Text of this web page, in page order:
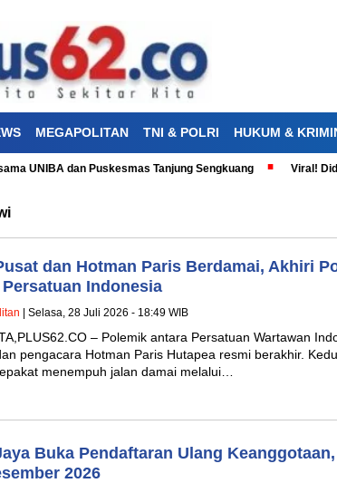
MEGAPOLITAN TNI & POLRI HUKUM &
dan Puskesmas Tanjung Sengkuang Viral! Diduga
dan Hotman Paris Berdamai, Akhiri
Persatuan Indonesia
| Selasa, 28 Juli 2026 - 18:49 WIB
– Polemik antara Persatuan Wartawan
pengacara Hotman Paris Hutapea resmi berakhir.
menempuh jalan damai melalui…
Buka Pendaftaran Ulang
2026